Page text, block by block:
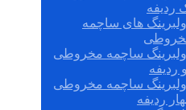
ردیفه
های ساچمه
ساچمه مخروطی
ردیفه
ساچمه مخروطی
ردیفه